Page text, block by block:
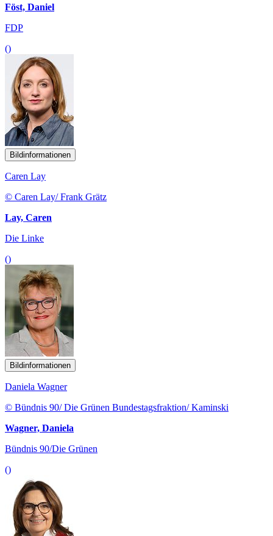
Föst, Daniel
FDP
()
Bildinformationen
Caren Lay
© Caren Lay/ Frank Grätz
Lay, Caren
Die Linke
()
Bildinformationen
Daniela Wagner
© Bündnis 90/ Die Grünen Bundestagsfraktion/ Kaminski
Wagner, Daniela
Bündnis 90/Die Grünen
()